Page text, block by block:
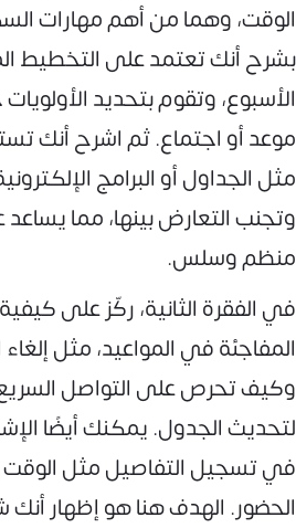
الوقت، وهما من أهم مهارات
بشرح أنك تعتمد على التخطيط
الأسبوع، وتقوم بتحديد
موعد أو اجتماع. ثم اشرح أنك
مثل الجداول أو البرامج
وتجنب التعارض بينها، مما
منظم وسلس.
في الفقرة الثانية، ركّز على
المفاجئة في المواعيد، مثل إلغاء
وكيف تحرص على التواصل السريع
لتحديث الجدول. يمكنك أيضًا
في تسجيل التفاصيل مثل الوقت
الحضور. الهدف هنا هو إظهار